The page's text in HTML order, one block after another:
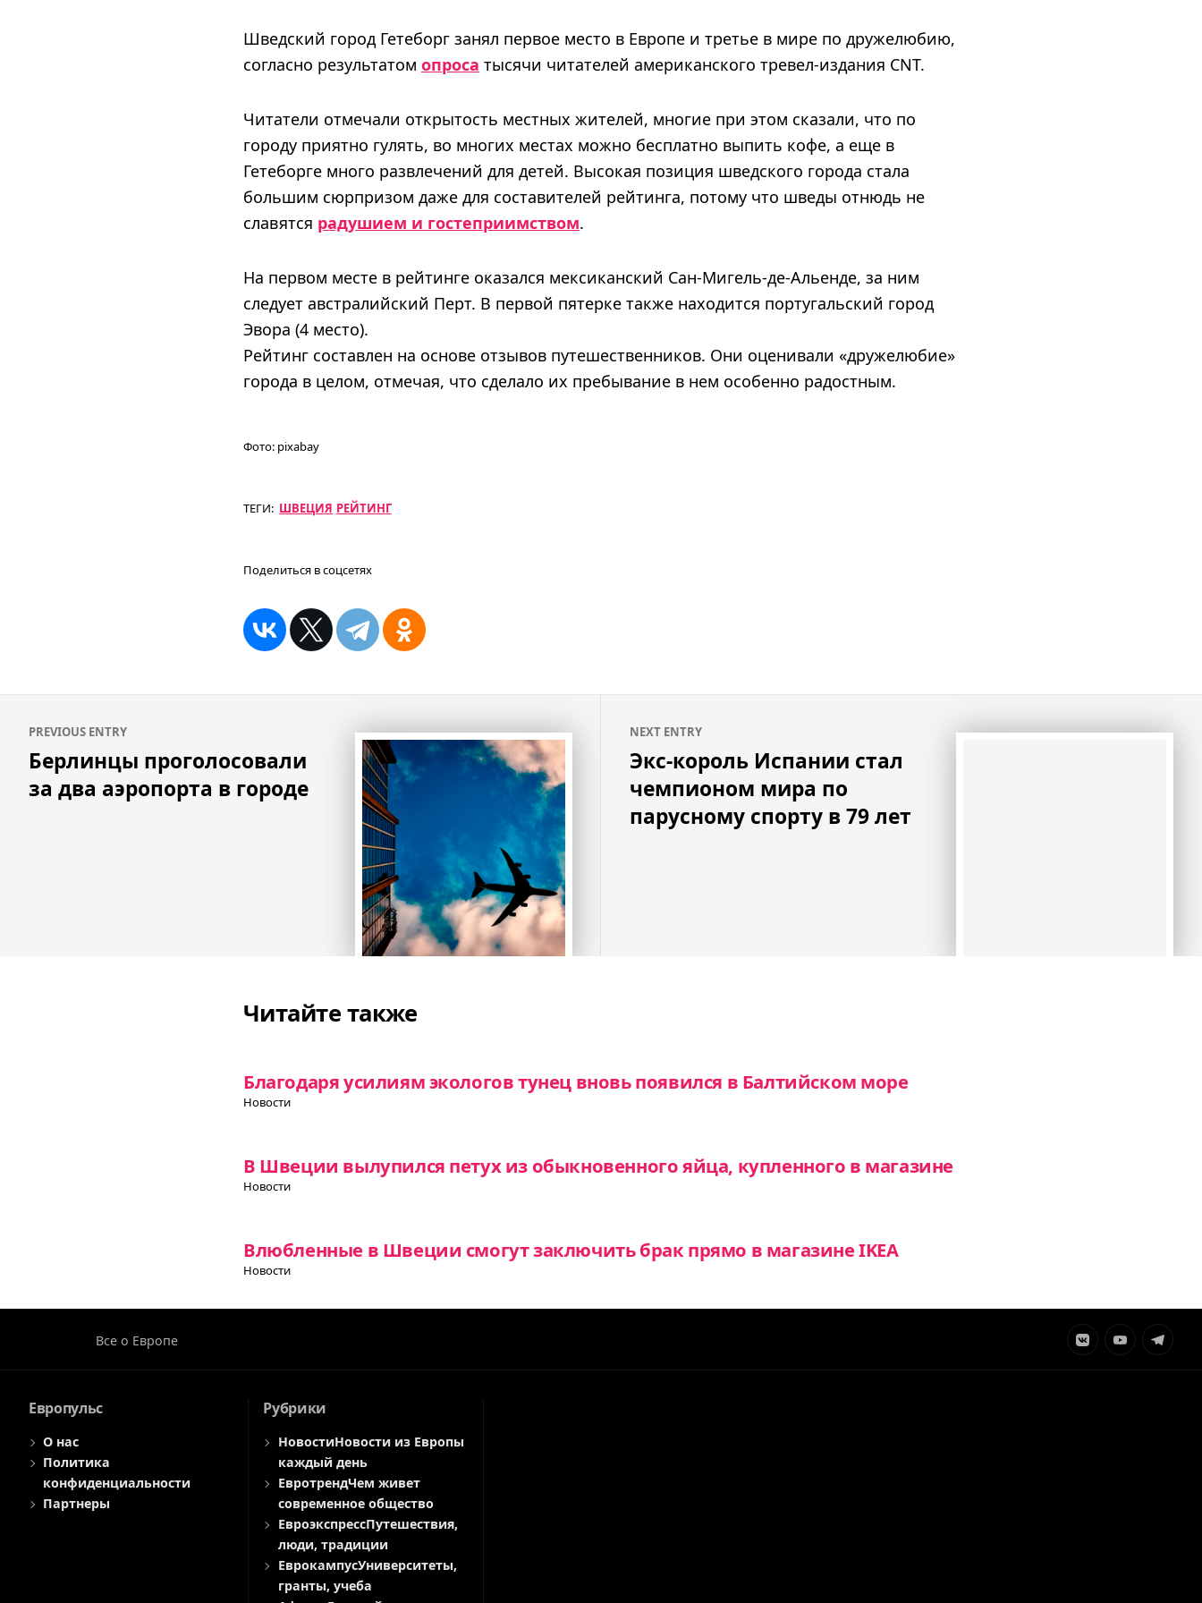
Шведский город Гетеборг занял первое место в Европе и третье в мире по дружелюбию,
согласно результатом опроса тысячи читателей американского тревел-издания CNT.
Читатели отмечали открытость местных жителей, многие при этом сказали, что по
городу приятно гулять, во многих местах можно бесплатно выпить кофе, а еще в
Гетеборге много развлечений для детей. Высокая позиция шведского города стала
большим сюрпризом даже для составителей рейтинга, потому что шведы отнюдь не
славятся радушием и гостеприимством.
На первом месте в рейтинге оказался мексиканский Сан-Мигель-де-Альенде, за ним
следует австралийский Перт. В первой пятерке также находится португальский город
Эвора (4 место).
Рейтинг составлен на основе отзывов путешественников. Они оценивали «дружелюбие»
города в целом, отмечая, что сделало их пребывание в нем особенно радостным.
Фото: pixabay
ТЕГИ: ШВЕЦИЯ РЕЙТИНГ
Поделиться в соцсетях
по
записям
PREVIOUS ENTRY
Берлинцы проголосовали
за два аэропорта в городе
NEXT ENTRY
Экс-король Испании стал
чемпионом мира по
парусному спорту в 79 лет
Читайте также
Благодаря усилиям экологов тунец вновь появился в Балтийском море
Новости
В Швеции вылупился петух из обыкновенного яйца, купленного в магазине
Новости
Влюбленные в Швеции смогут заключить брак прямо в магазине IKEA
Новости
Все о Европе
ЭлементЭлементЭлемент
Европульс
О нас
Политика
конфиденциальности
Партнеры
Рубрики
НовостиНовости из Европы
каждый день
ЕвротрендЧем живет
современное общество
ЕвроэкспрессПутешествия,
люди, традиции
ЕврокампусУниверситеты,
гранты, учеба